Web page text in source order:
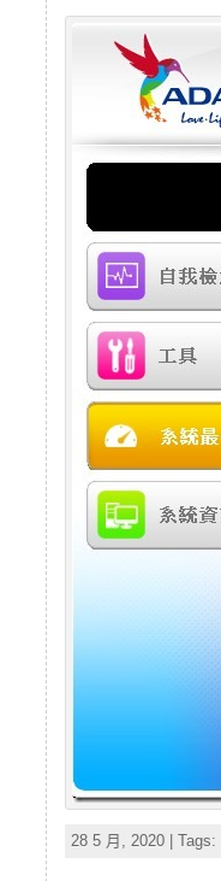
28 5 月, 2020 | Tags: